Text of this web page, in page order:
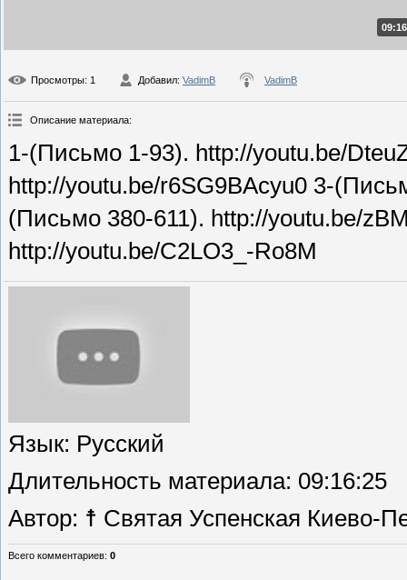
Просмотры: 1 Добавил: VadimB VadimB
Описание материала:
1-(Письмо 1-93). http://youtu.be/
http://youtu.be/r6SG9BAcyu0 3-
(Письмо 380-611). http://youtu.be/
http://youtu.be/C2LO3_-Ro8M
Язык: Русский
Длительность материала: 09:16:25
Автор: ☨ Святая Успенская Киево-
Всего комментариев: 0